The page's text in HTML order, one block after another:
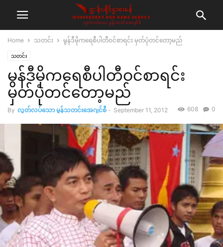
Home သတင်း မွန်ဒီမိုကရေစီပါတီဝင်စာရင်း မှတ်ပုံတင်တော့မည်
သတင်း
မွန်ဒီမိုကရေစီပါတီဝင်စာရင်း
မှတ်ပုံတင်တော့မည်
By လွတ်လပ်သော မွန်သတင်းအေဂျင်စီ - September 11, 2012 0
608